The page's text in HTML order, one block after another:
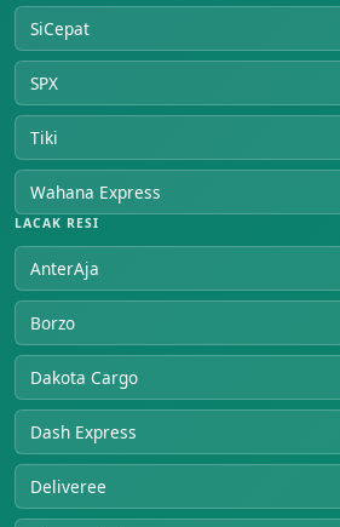
SiCepat
SPX
Tiki
Wahana Express
LACAK RESI
AnterAja
Borzo
Dakota Cargo
Dash Express
Deliveree